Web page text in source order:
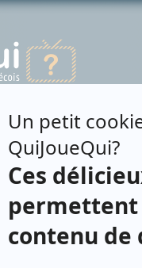
LISTE DES PERSONNES